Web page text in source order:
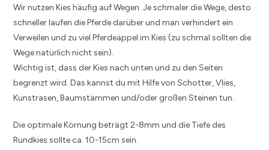
Wir nutzen Kies häufig auf Wegen. Je schmaler die Wege, desto
schneller laufen die Pferde darüber und man verhindert ein
Verweilen und zu viel Pferdeäppel im Kies (zu schmal sollten die
Wege natürlich nicht sein).
Wichtig ist, dass der Kies nach unten und zu den Seiten
begrenzt wird. Das kannst du mit Hilfe von Schotter, Vlies,
Kunstrasen, Baumstämmen und/oder großen Steinen tun.
Die optimale Körnung beträgt 2-8mm und die Tiefe des
Rundkies sollte ca. 10-15cm sein.